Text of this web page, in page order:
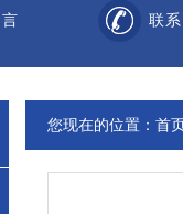
联
您现在的位置： 首